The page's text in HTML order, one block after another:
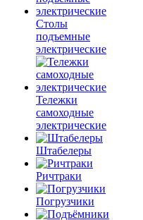
Столы
подъемные
электрические
Тележки
самоходные
электрические
Штабелеры
Ричтраки
Погрузчики